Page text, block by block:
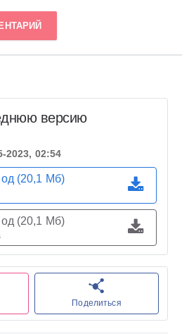
Поделиться
версию
2023, 02:54
(20,1 Мб)
(20,1 Мб)